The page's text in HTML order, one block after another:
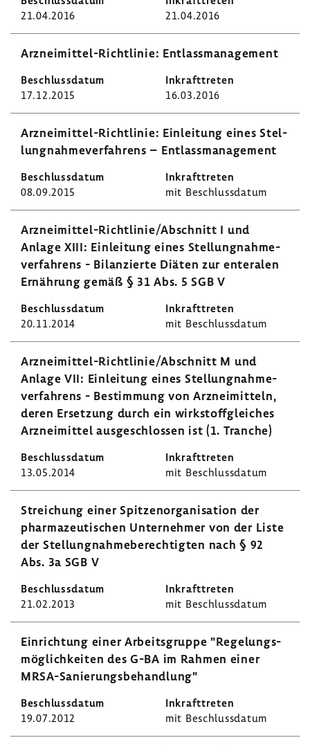
21.04.2016 21.04.2016
Arzneimittel-​Richtlinie: Entlass­ma­nage­ment
17.12.2015 16.03.2016
Arzneimittel-​Richtlinie: Einlei­tung eines Stel­
lung­nah­me­ver­fah­rens – Entlass­ma­nage­ment
08.09.2015 mit Beschluss­datum
Arzneimittel-​Richtlinie/Abschnitt I und
Anlage XIII: Einlei­tung eines Stel­lung­nah­me­
ver­fah­rens - Bilan­zierte Diäten zur ente­ralen
Ernäh­rung gemäß § 31 Abs. 5 SGB V
20.11.2014 mit Beschluss­datum
Arzneimittel-​Richtlinie/Abschnitt M und
Anlage VII: Einlei­tung eines Stel­lung­nah­me­
ver­fah­rens - Bestim­mung von Arznei­mit­teln,
deren Erset­zung durch ein wirk­stoff­glei­ches
Arznei­mittel ausge­schlossen ist (1. Tranche)
13.05.2014 mit Beschluss­datum
Strei­chung einer Spit­zen­or­ga­ni­sa­tion der
phar­ma­zeu­ti­schen Unter­nehmer von der Liste
der Stel­lung­nah­me­be­rech­tigten nach § 92
Abs. 3a SGB V
21.02.2013 mit Beschluss­datum
Einrich­tung einer Arbeits­gruppe "Rege­lungs­
mög­lich­keiten des G-BA im Rahmen einer
MRSA-​Sanierungsbehandlung"
19.07.2012 mit Beschluss­datum